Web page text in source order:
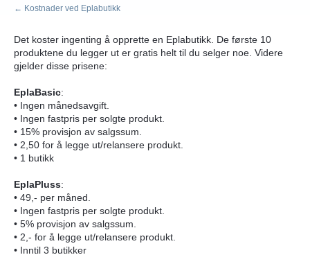
← Kostnader ved Eplabutikk
Det koster ingenting å opprette en Eplabutikk. De første 10
produktene du legger ut er gratis helt til du selger noe. Videre
gjelder disse prisene:
EplaBasic:
• Ingen månedsavgift.
• Ingen fastpris per solgte produkt.
• 15% provisjon av salgssum.
• 2,50 for å legge ut/relansere produkt.
• 1 butikk
EplaPluss:
• 49,- per måned.
• Ingen fastpris per solgte produkt.
• 5% provisjon av salgssum.
• 2,- for å legge ut/relansere produkt.
• Inntil 3 butikker